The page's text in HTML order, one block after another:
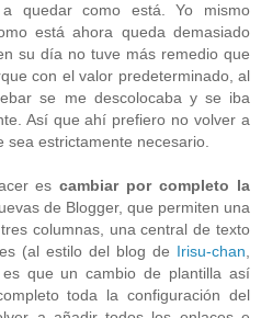
quedar como está. Yo mismo
está ahora queda demasiado
su día no tuve más remedio que
con el valor predeterminado, al
se me descolocaba y se iba
Así que ahí prefiero no volver a
sea estrictamente necesario.
escambiar por completo la
de Blogger, que permiten una
columnas, una central de texto
(al estilo del blog de Irisu-chan,
que un cambio de plantilla así
toda la configuración del